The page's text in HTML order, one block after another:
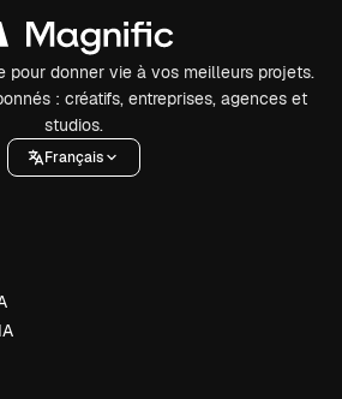
pour donner vie à vos meilleurs projets.
: créatifs, entreprises, agences et
studios.
Français